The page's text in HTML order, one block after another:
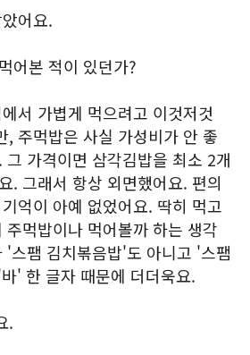
어요.
어본 적이 있던가?
서 가볍게 먹으려고 이것저것
, 주먹밥은 사실 가성비가 안 좋
가격이면 삼각김밥을 최소 2개
. 그래서 항상 외면했어요. 편의
억이 아예 없었어요. 딱히 먹고
먹밥이나 먹어볼까 하는 생각
'스팸 김치볶음밥'도 아니고 '스팸
' 한 글자 때문에 더더욱요.
.